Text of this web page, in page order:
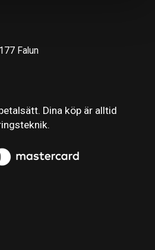
Falun
Dina köp är alltid